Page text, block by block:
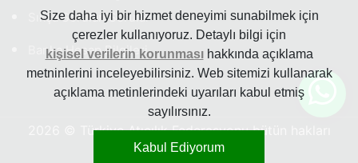
Size daha iyi bir hizmet deneyimi sunabilmek için
çerezler kullanıyoruz. Detaylı bilgi için
kişisel verilerin korunmasıhakkında açıklama
metninlerini inceleyebilirsiniz. Web sitemizi kullanarak
açıklama metinlerindeki uyarıları kabul etmiş
sayılırsınız.
Kabul Ediyorum
Sıkça Sorulan Sorular
Banka Hesap Bilgileri
© Türkiye Atıcılık Federasyonu bütün hakları
saklıdır.